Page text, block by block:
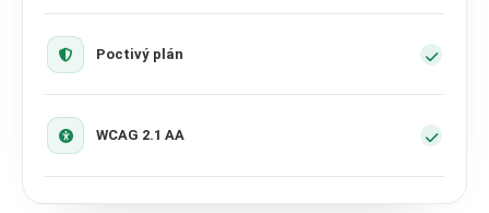
Poctivý plán
WCAG 2.1 AA